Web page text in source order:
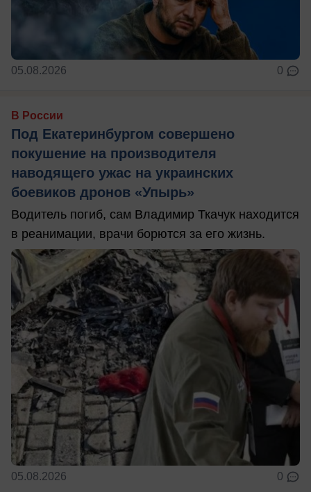
05.08.2026 0
В России
Под Екатеринбургом совершено
покушение на производителя
наводящего ужас на украинских
боевиков дронов «Упырь»
Водитель погиб, сам Владимир Ткачук находится
в реанимации, врачи борются за его жизнь.
05.08.2026 0